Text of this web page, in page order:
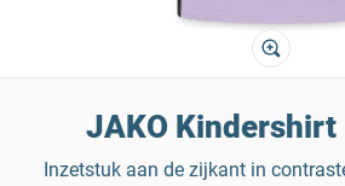
JAKO Kindershirt
Inzetstuk aan de zijkant in